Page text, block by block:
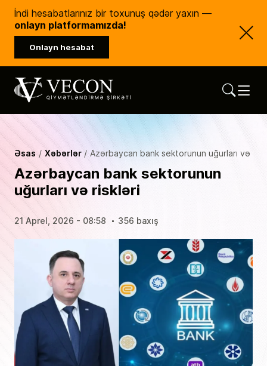
İndi hesabatlarınız bir toxunuş qədər yaxın —
onlayn platformamızda!
Onlayn hesabat
Vecon Consulting
Əsas Xəbərlər Azərbaycan bank sektorunun uğurları və
Azərbaycan bank sektorunun
uğurları və riskləri
21 Aprel, 2026 - 08:58 356 baxış